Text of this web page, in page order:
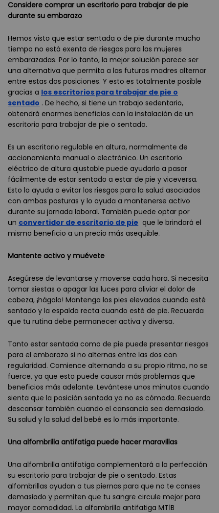
Considere comprar un escritorio para trabajar de pie
durante su embarazo
Hemos visto que estar sentada o de pie durante mucho
tiempo no está exenta de riesgos para las mujeres
embarazadas. Por lo tanto, la mejor solución parece ser
una alternativa que permita a las futuras madres alternar
entre estas dos posiciones. Y esto es totalmente posible
gracias a los escritorios para trabajar de pie o
sentado . De hecho, si tiene un trabajo sedentario,
obtendrá enormes beneficios con la instalación de un
escritorio para trabajar de pie o sentado.
Es un escritorio regulable en altura, normalmente de
accionamiento manual o electrónico. Un escritorio
eléctrico de altura ajustable puede ayudarlo a pasar
fácilmente de estar sentado a estar de pie y viceversa.
Esto lo ayuda a evitar los riesgos para la salud asociados
con ambas posturas y lo ayuda a mantenerse activo
durante su jornada laboral. También puede optar por
un convertidor de escritorio de pie que le brindará el
mismo beneficio a un precio más asequible.
Mantente activo y muévete
Asegúrese de levantarse y moverse cada hora. Si necesita
tomar siestas o apagar las luces para aliviar el dolor de
cabeza, ¡hágalo! Mantenga los pies elevados cuando esté
sentado y la espalda recta cuando esté de pie. Recuerda
que tu rutina debe permanecer activa y diversa.
Tanto estar sentada como de pie puede presentar riesgos
para el embarazo si no alternas entre las dos con
regularidad. Comience alternando a su propio ritmo, no se
fuerce, ya que esto puede causar más problemas que
beneficios más adelante. Levántese unos minutos cuando
sienta que la posición sentada ya no es cómoda. Recuerda
descansar también cuando el cansancio sea demasiado.
Su salud y la salud del bebé es lo más importante.
Una alfombrilla antifatiga puede hacer maravillas
Una alfombrilla antifatiga complementará a la perfección
su escritorio para trabajar de pie o sentado. Estas
alfombrillas ayudan a tus piernas para que no te canses
demasiado y permiten que tu sangre circule mejor para
mayor comodidad. La alfombrilla antifatiga MT1B